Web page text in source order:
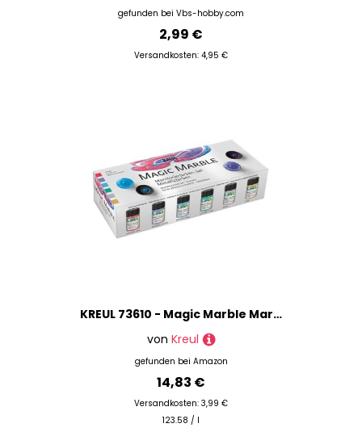
gefunden bei Vbs-hobby.com
2,99 €
Versandkosten: 4,95 €
KREUL 73610 - Magic Marble Marmorierfarbe, Metallic Set, 6 x 20 ml in gold, silber, blau, grün, rot und violett, zum Tauchmarmorieren von Holz, Glas, Kunststoff, Papier, Metall und Styropor
von Kreul
gefunden bei Amazon
14,83 €
Versandkosten: 3,99 €
123.58 / l